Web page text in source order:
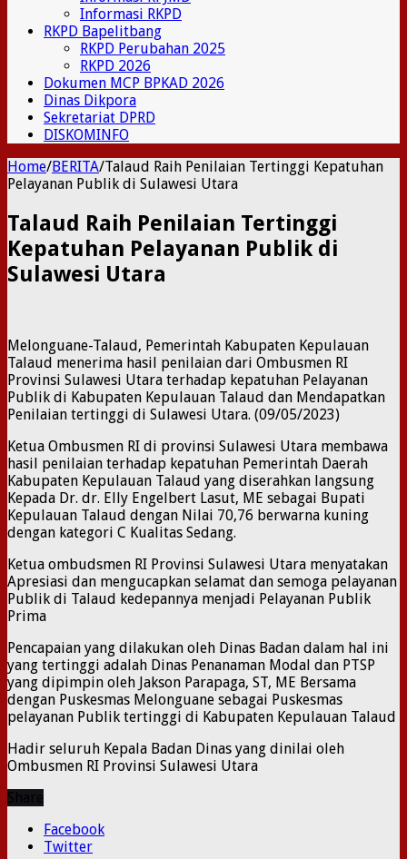
Informasi RKPD
RKPD Bapelitbang
RKPD Perubahan 2025
RKPD 2026
Dokumen MCP BPKAD 2026
Dinas Dikpora
Sekretariat DPRD
DISKOMINFO
Home/BERITA/Talaud Raih Penilaian Tertinggi Kepatuhan
Pelayanan Publik di Sulawesi Utara
Talaud Raih Penilaian Tertinggi
Kepatuhan Pelayanan Publik di
Sulawesi Utara
Melonguane-Talaud, Pemerintah Kabupaten Kepulauan
Talaud menerima hasil penilaian dari Ombusmen RI
Provinsi Sulawesi Utara terhadap kepatuhan Pelayanan
Publik di Kabupaten Kepulauan Talaud dan Mendapatkan
Penilaian tertinggi di Sulawesi Utara. (09/05/2023)
Ketua Ombusmen RI di provinsi Sulawesi Utara membawa
hasil penilaian terhadap kepatuhan Pemerintah Daerah
Kabupaten Kepulauan Talaud yang diserahkan langsung
Kepada Dr. dr. Elly Engelbert Lasut, ME sebagai Bupati
Kepulauan Talaud dengan Nilai 70,76 berwarna kuning
dengan kategori C Kualitas Sedang.
Ketua ombudsmen RI Provinsi Sulawesi Utara menyatakan
Apresiasi dan mengucapkan selamat dan semoga pelayanan
Publik di Talaud kedepannya menjadi Pelayanan Publik
Prima
Pencapaian yang dilakukan oleh Dinas Badan dalam hal ini
yang tertinggi adalah Dinas Penanaman Modal dan PTSP
yang dipimpin oleh Jakson Parapaga, ST, ME Bersama
dengan Puskesmas Melonguane sebagai Puskesmas
pelayanan Publik tertinggi di Kabupaten Kepulauan Talaud
Hadir seluruh Kepala Badan Dinas yang dinilai oleh
Ombusmen RI Provinsi Sulawesi Utara
Facebook
Twitter